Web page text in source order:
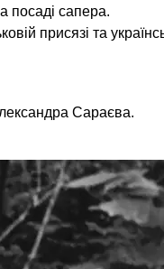
посаді сапера.
присязі та
Сараєва.